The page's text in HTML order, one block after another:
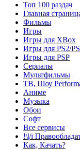
Топ 100 раздач
Главная
Фильмы
Игры
Игры для XBox
Игры для PS2/
Игры для PSP
Сериалы
Мультфильмы
ТВ, Шоу
Аниме
Музыка
Обои
Софт
Все сервисы
!\|/i
Как, Качать?